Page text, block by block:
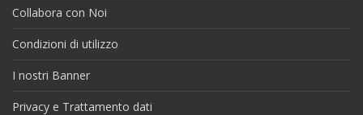
Collabora con Noi
Condizioni di utilizzo
I nostri Banner
Privacy e Trattamento dati